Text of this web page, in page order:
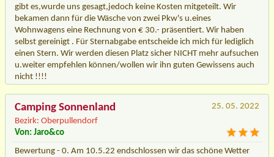
gibt es,wurde uns gesagt,jedoch keine Kosten mitgeteilt. Wir
bekamen dann für die Wäsche von zwei Pkw's u.eines
Wohnwagens eine Rechnung von € 30.- präsentiert. Wir haben
selbst gereinigt . Für Sternabgabe entscheide ich mich für lediglich
einen Stern. Wir werden diesen Platz sicher NICHT mehr aufsuchen
u.weiter empfehlen können/wollen wir ihn guten Gewissens auch
nicht !!!!
Camping Sonnenland
Bezirk: Oberpullendorf
25. 05. 2022
Von: Jaro&co
Bewertung - 0. Am 10.5.22 endschlossen wir das schöne Wetter